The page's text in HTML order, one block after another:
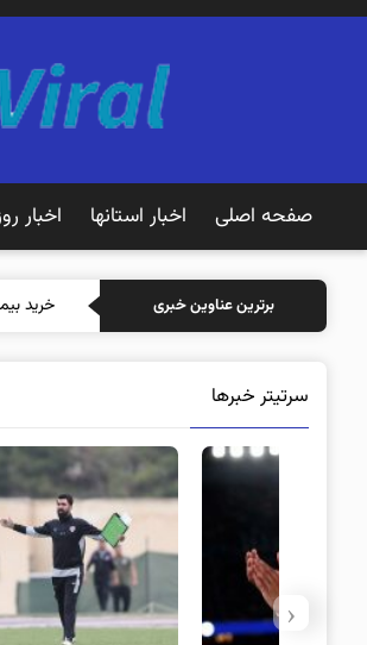
صفحه اصلی اخبار استانها اخبار
برترین عناوین خبری خرید ب
سرتیتر خبرها
‹